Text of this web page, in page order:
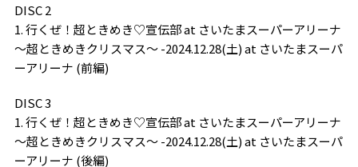
DISC 2
1. 行くぜ！超ときめき♡宣伝部 at さいたまスーパーアリーナ
〜超ときめきクリスマス〜 -2024.12.28(土) at さいたまスーパ
ーアリーナ (前編)
DISC 3
1. 行くぜ！超ときめき♡宣伝部 at さいたまスーパーアリーナ
〜超ときめきクリスマス〜 -2024.12.28(土) at さいたまスーパ
ーアリーナ (後編)